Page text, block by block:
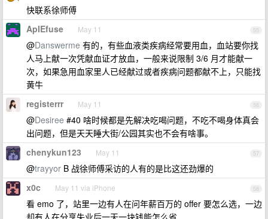
快联系徐师傅
55
ApIEfuse May 11
@Danswerme 有的，有些血液类疾病经常要用血，血站要你找
人马上献一次凭献血证才放血，一般来说限制 3/6 月才能献一
次，如果急用血家里人已经献过或者疾病问题都献不上，只能找
黄牛
56
registerrr May 11
@Desiree #40 啥时候都是先解决吃喝问题，不吃不喝身体真会
出问题，但是天天睡大街/公园其实也不会有啥事。
57
chenykun123 May 11
@trayyor B 战徐师傅采访的人有的是比这还劲爆的
58
x0c May 11 via iPhone
看 emo 了，站里一边有人在问年薪百万的 offer 要怎么选，一边
却有人在分享失业后一天一块钱能怎么省